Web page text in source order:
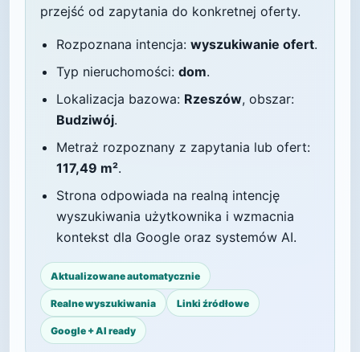
przejść od zapytania do konkretnej oferty.
Rozpoznana intencja: wyszukiwanie ofert.
Typ nieruchomości: dom.
Lokalizacja bazowa: Rzeszów, obszar:
Budziwój.
Metraż rozpoznany z zapytania lub ofert:
117,49 m².
Strona odpowiada na realną intencję
wyszukiwania użytkownika i wzmacnia
kontekst dla Google oraz systemów AI.
Aktualizowane automatycznie
Realne wyszukiwania Linki źródłowe
Google + AI ready